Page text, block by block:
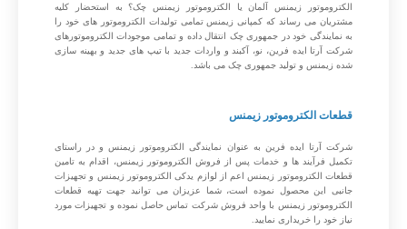
الکتروموتور زیمنس آلمان یا الکتروموتور زیمنس چک؟ به استحضار کلیه
مشتریان می رساند که کمپانی زیمنس تمامی تولیدات الکتروموتور های خود را
به نمایندگی خود در جمهوری چک انتقال داده و تمامی موجودات الکتروموتورهای
شرکت آرتا ایده فرین، نو، آکبند و واردات جدید با تیپ های جدید و بهینه سازی
شده زیمنس و تولید جمهوری چک می باشد.
قطعات الکتروموتور زیمنس
شرکت آرتا ایده فرین به عنوان نمایندگی الکتروموتور زیمنس و در راستای
تکمیل فرآیند ها و خدمات پس از فروش الکتروموتور زیمنس، اقدام به تامین
قطعات الکتروموتور زیمنس اعم از لوازم یدکی الکتروموتور زیمنس و تجهیزات
جانبی این محصول نموده است، شما عزیزان می توانید جهت تهیه قطعات
الکتروموتور زیمنس با واحد فروش شرکت تماس حاصل نموده و تجهیزات مورد
نیاز خود را خریداری نمایید.